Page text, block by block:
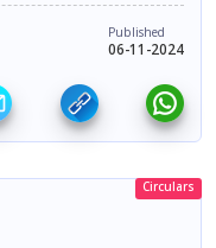
Published
06-11-2024
Circulars